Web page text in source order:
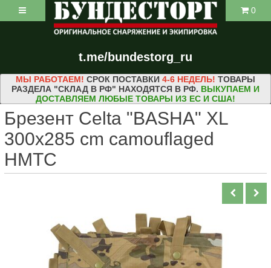
t.me/bundestorg_ru
0
МЫ РАБОТАЕМ! СРОК ПОСТАВКИ 4-6 НЕДЕЛЬ! ТОВАРЫ
РАЗДЕЛА "СКЛАД В РФ" НАХОДЯТСЯ В РФ. ВЫКУПАЕМ И
ДОСТАВЛЯЕМ ЛЮБЫЕ ТОВАРЫ ИЗ ЕС И США!
Брезент Celta "BASHA" XL
300x285 cm camouflaged
HMTC